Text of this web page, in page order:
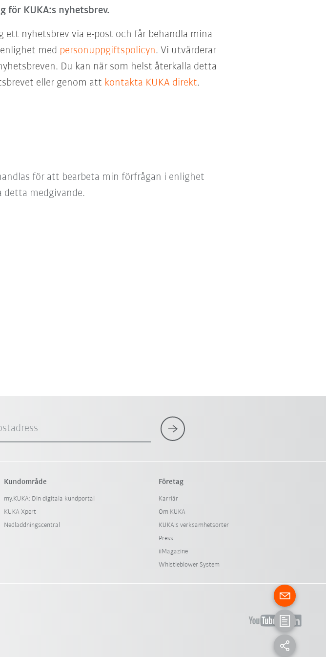
för KUKA:s nyhetsbrev.
ett nyhetsbrev via e-post och får behandla mina
med personuppgiftspolicyn. Vi utvärderar
Du kan när som helst återkalla detta
eller genom att kontakta KUKA direkt.
för att bearbeta min förfrågan i enlighet
detta medgivande.
Kundområde
my.KUKA: Din digitala kundportal
KUKA Xpert
Nedladdningscentral
Företag
Karriär
Om KUKA
KUKA:s verksamhetsorter
Press
iiMagazine
Whistleblower System